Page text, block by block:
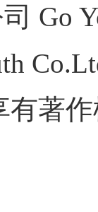
Go
有著